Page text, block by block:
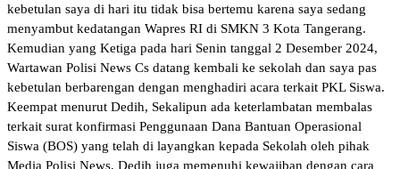
kebetulan saya di hari itu tidak bisa bertemu karena saya sedang
menyambut kedatangan Wapres RI di SMKN 3 Kota Tangerang.
Kemudian yang Ketiga pada hari Senin tanggal 2 Desember 2024,
Wartawan Polisi News Cs datang kembali ke sekolah dan saya pas
kebetulan berbarengan dengan menghadiri acara terkait PKL Siswa.
Keempat menurut Dedih, Sekalipun ada keterlambatan membalas
terkait surat konfirmasi Penggunaan Dana Bantuan Operasional
Siswa (BOS) yang telah di layangkan kepada Sekolah oleh pihak
Media Polisi News, Dedih juga memenuhi kewajiban dengan cara